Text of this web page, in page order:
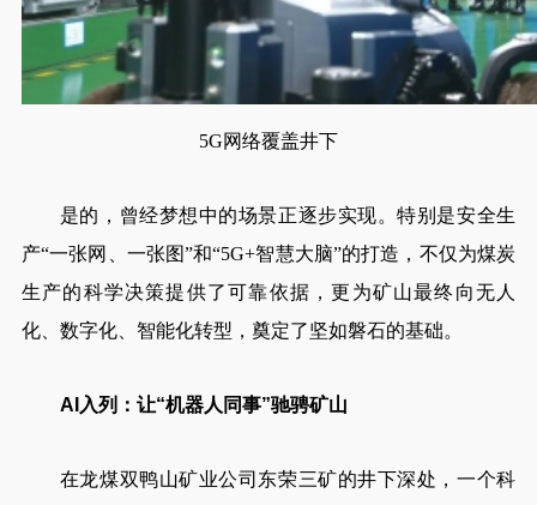
5G网络覆盖井下
是的，曾经梦想中的场景正逐步实现。特别是安全生
产“一张网、一张图”和“5G+智慧大脑”的打造，不仅为煤炭
生产的科学决策提供了可靠依据，更为矿山最终向无人
化、数字化、智能化转型，奠定了坚如磐石的基础。
AI入列：让“机器人同事”驰骋矿山
在龙煤双鸭山矿业公司东荣三矿的井下深处，一个科